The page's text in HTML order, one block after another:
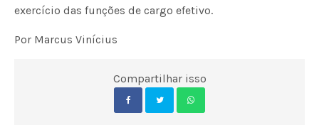
exercício das funções de cargo efetivo.
Por Marcus Vinícius
Compartilhar isso